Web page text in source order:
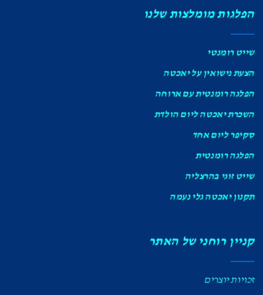
הפלגות מומלצות שלנו
שייט רומנטי
הצעת נישואין על יאכטה
הפלגה רומנטית עם ארוחה
השכרת יאכטה ליום הולדת
סקיפר ליום אחד
הפלגה רומנטית
שייט זוגי בהרצליה
תקנון יאכטה גלי נעמה
קניין רוחני של האתר
זכויות יוצרים